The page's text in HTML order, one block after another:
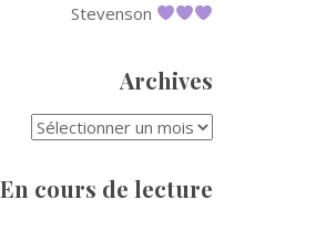
Stevenson
Archives
En cours de lecture